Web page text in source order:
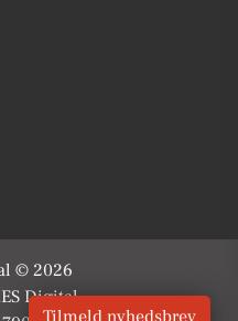
© 2026
Digital
Tilmeld nyhedsbrev